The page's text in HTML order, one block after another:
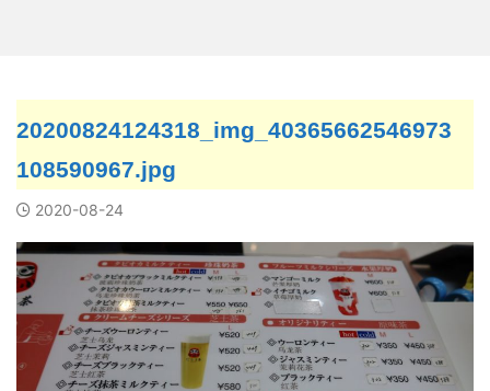
20200824124318_img_40365662546973
108590967.jpg
2020-08-24